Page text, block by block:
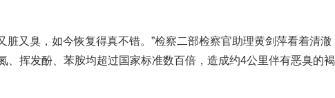
又臭，如今恢复得真不错。”检察二部检察官助理黄剑萍看着清澈
挥发酚、苯胺均超过国家标准数百倍，造成约4公里伴有恶臭的褐